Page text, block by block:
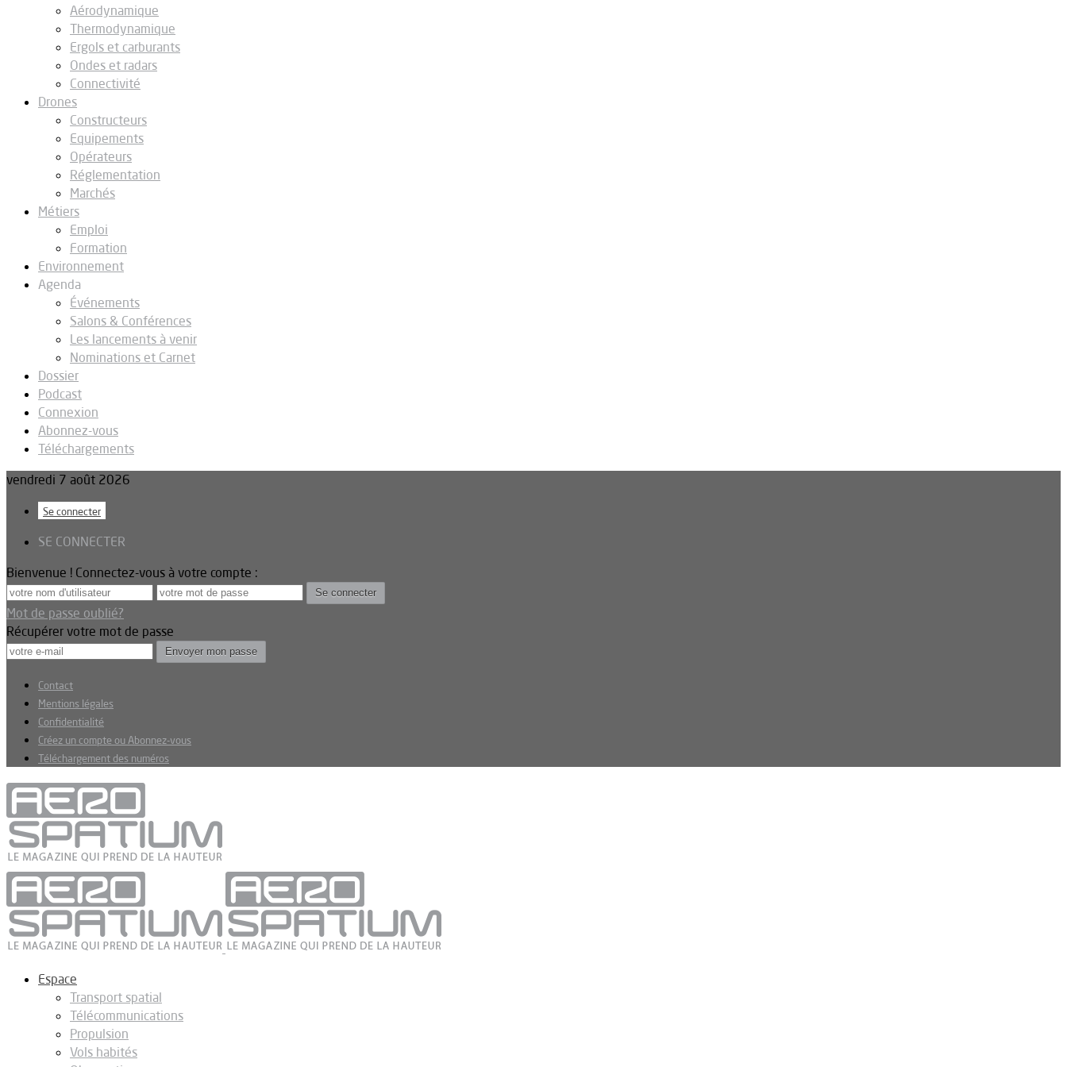
Aérodynamique
Thermodynamique
Ergols et carburants
Ondes et radars
Connectivité
Drones
Constructeurs
Equipements
Opérateurs
Réglementation
Marchés
Métiers
Emploi
Formation
Environnement
Agenda
Événements
Salons & Conférences
Les lancements à venir
Nominations et Carnet
Dossier
Podcast
Connexion
Abonnez-vous
Téléchargements
vendredi 7 août 2026
Se connecter
SE CONNECTER
Bienvenue ! Connectez-vous à votre compte :
Mot de passe oublié?
Récupérer votre mot de passe
Contact
Mentions légales
Confidentialité
Créez un compte ou Abonnez-vous
Téléchargement des numéros
Espace
Transport spatial
Télécommunications
Propulsion
Vols habités